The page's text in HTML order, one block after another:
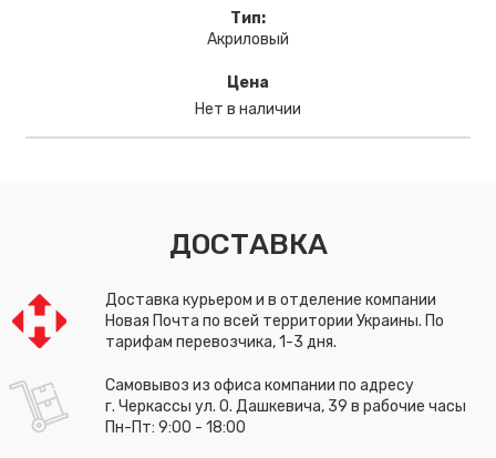
Тип:
Акриловый
Цена
Нет в наличии
ДОСТАВКА
Доставка курьером и в отделение компании
Новая Почта по всей территории Украины. По
тарифам перевозчика, 1-3 дня.
Самовывоз из офиса компании по адресу
г. Черкассы ул. О. Дашкевича, 39 в рабочие часы
Пн-Пт: 9:00 - 18:00